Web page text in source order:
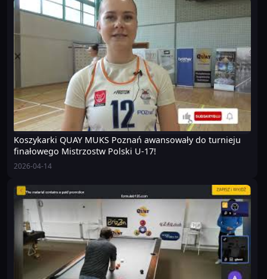
Koszykarki QUAY MUKS Poznań awansowały do turnieju
finałowego Mistrzostw Polski U-17!
2026-04-14